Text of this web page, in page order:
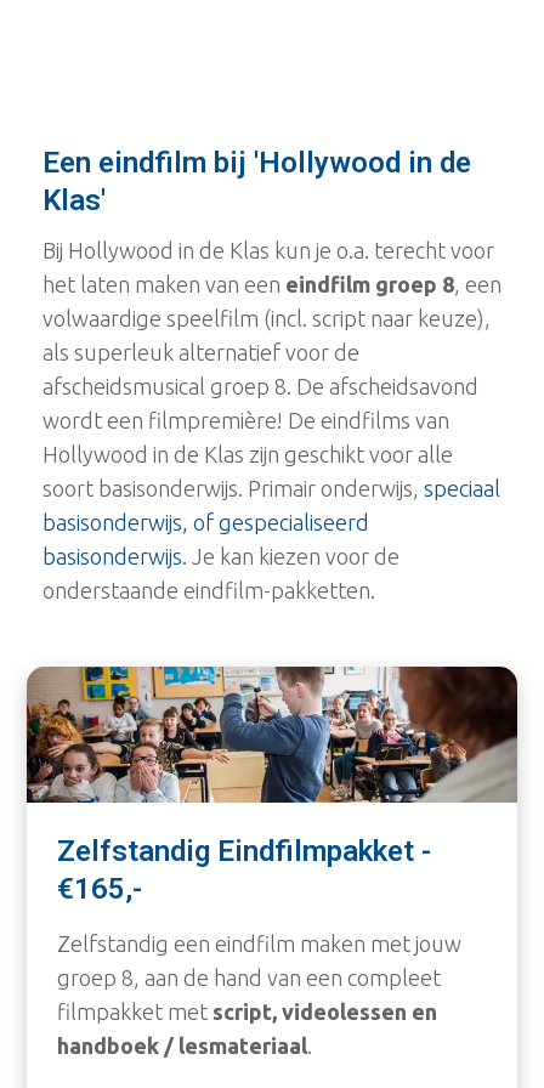
Een eindfilm bij 'Hollywood in de
Klas'
Bij Hollywood in de Klas kun je o.a. terecht voor
het laten maken van een eindfilm groep 8, een
volwaardige speelfilm (incl. script naar keuze),
als superleuk alternatief voor de
afscheidsmusical groep 8. De afscheidsavond
wordt een filmpremière! De eindfilms van
Hollywood in de Klas zijn geschikt voor alle
soort basisonderwijs. Primair onderwijs, speciaal
basisonderwijs, of gespecialiseerd
basisonderwijs. Je kan kiezen voor de
onderstaande eindfilm-pakketten.
Zelfstandig Eindfilmpakket -
€165,-
Zelfstandig een eindfilm maken met jouw
groep 8, aan de hand van een compleet
filmpakket met script, videolessen en
handboek / lesmateriaal